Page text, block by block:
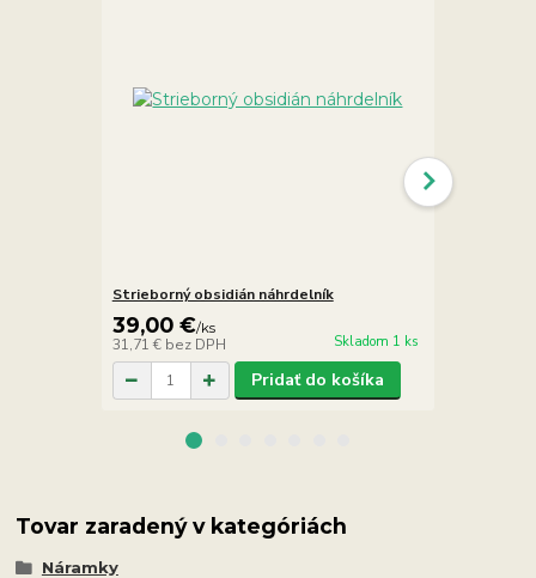
Strieborný obsidián náhrdelník
39,00 €/ks
31,71 € bez DPH Skladom 1 ks
Pridať do košíka
Tovar zaradený v kategóriách
Náramky